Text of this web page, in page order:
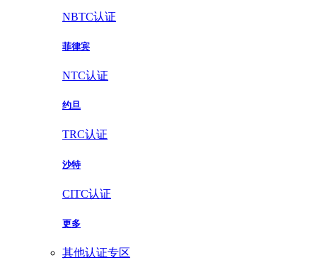
NBTC认证
菲律宾
NTC认证
约旦
TRC认证
沙特
CITC认证
更多
其他认证专区